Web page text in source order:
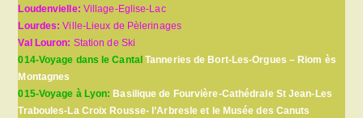
Loudenvielle: Village-Eglise-Lac
Lourdes:Ville-Lieux de Pèlerinages
Val Louron: Station de Ski
014-Voyage dans le Cantal Tanneries de Bort-Les-Orgues – Riom ès
Montagnes
015-Voyage à Lyon: Basilique de Fourvière-Cathédrale St Jean-Les
Traboules-La Croix Rousse- l’Arbresle et le Musée des Canuts